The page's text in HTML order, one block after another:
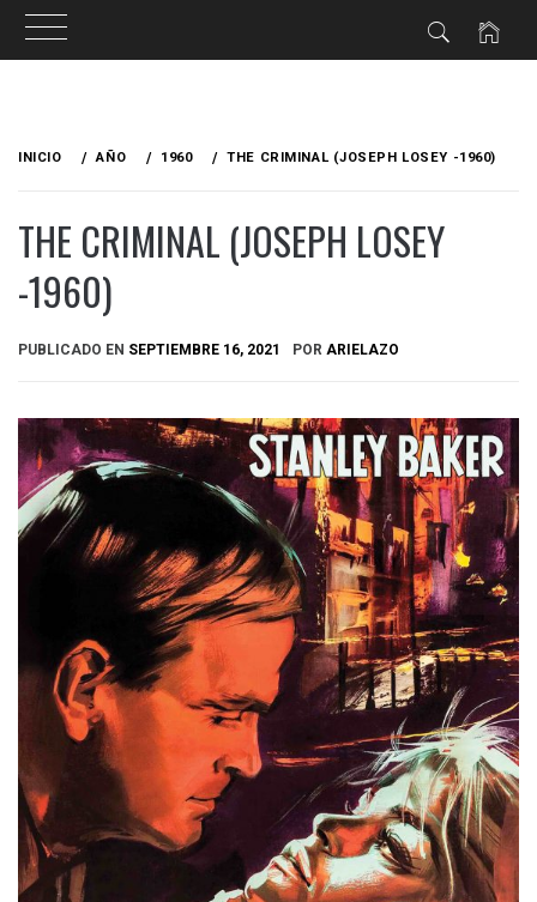
INICIO AÑO 1960 THE CRIMINAL (JOSEPH LOSEY -1960)
THE CRIMINAL (JOSEPH LOSEY
-1960)
PUBLICADO EN SEPTIEMBRE 16, 2021 POR ARIELAZO